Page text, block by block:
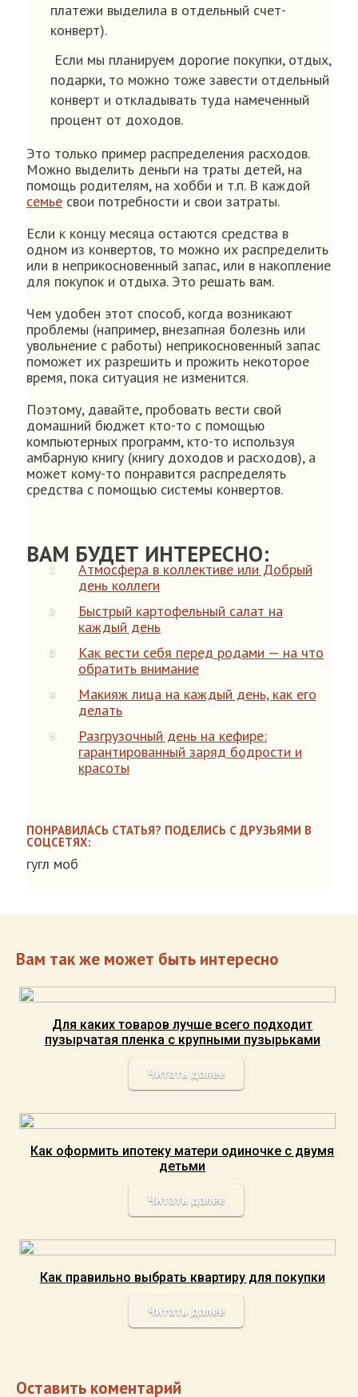
платежи выделила в отдельный счет-
конверт).
Если мы планируем дорогие покупки, отдых,
подарки, то можно тоже завести отдельный
конверт и откладывать туда намеченный
процент от доходов.
Это только пример распределения расходов.
Можно выделить деньги на траты детей, на
помощь родителям, на хобби и т.п. В каждой
семье свои потребности и свои затраты.
Если к концу месяца остаются средства в
одном из конвертов, то можно их распределить
или в неприкосновенный запас, или в накопление
для покупок и отдыха. Это решать вам.
Чем удобен этот способ, когда возникают
проблемы (например, внезапная болезнь или
увольнение с работы) неприкосновенный запас
поможет их разрешить и прожить некоторое
время, пока ситуация не изменится.
Поэтому, давайте, пробовать вести свой
домашний бюджет кто-то с помощью
компьютерных программ, кто-то используя
амбарную книгу (книгу доходов и расходов), а
может кому-то понравится распределять
средства с помощью системы конвертов.
ВАМ БУДЕТ ИНТЕРЕСНО:
Атмосфера в коллективе или Добрый
день коллеги
Быстрый картофельный салат на
каждый день
Как вести себя перед родами — на что
обратить внимание
Макияж лица на каждый день, как его
делать
Разгрузочный день на кефире:
гарантированный заряд бодрости и
красоты
ПОНРАВИЛАСЬ СТАТЬЯ? ПОДЕЛИСЬ С ДРУЗЬЯМИ В
СОЦСЕТЯХ:
гугл моб
Вам так же может быть интересно
Для каких товаров лучше всего подходит
пузырчатая пленка с крупными пузырьками
Читать далее
Как оформить ипотеку матери одиночке с двумя
детьми
Читать далее
Как правильно выбрать квартиру для покупки
Читать далее
Оставить коментарий